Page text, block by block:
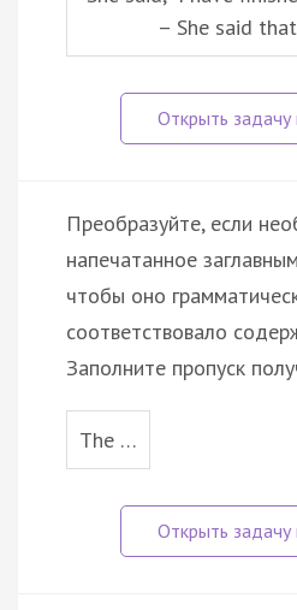
– She said
Преобразуйте, если
напечатанное
чтобы оно
соответствовало
Заполните пропуск
The …